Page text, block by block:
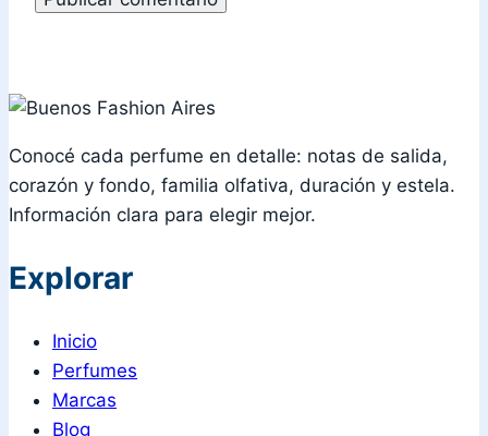
Conocé cada perfume en detalle: notas de salida,
corazón y fondo, familia olfativa, duración y estela.
Información clara para elegir mejor.
Explorar
Inicio
Perfumes
Marcas
Blog